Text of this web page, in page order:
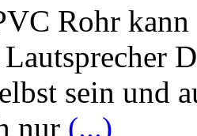
Rohr
sein und
nur (...)